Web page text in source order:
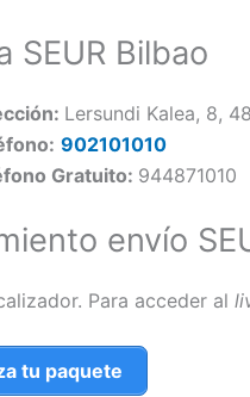
SEUR Bilbao
Lersundi Kalea, 8,
902101010
Gratuito: 944871010
envío
Para acceder al
tu paquete